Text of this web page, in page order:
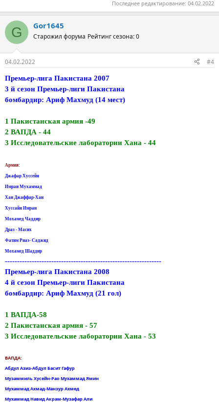
Последнее редактирование: 04.02.2022
G Gor1645
Старожил форума Рейтинг сезона: 0
04.02.2022 #4
Премьер-лига Пакистана 2007
3 й сезон Премьер-лиги Пакистана
бомбардир: Ариф Махмуд (14 мест)
1 Пакистанская армия -49
2 ВАПДА - 44
3 Исследовательские лаборатории Хана - 44
Армия:
Джафар Хуссейн
Имран Мухаммад
Хан Джаффар-Хан
Хуссайн Имран
Мохамед Чаддир
Драз - Масих
Фатим Риаз- Саджид
Мохамед Шаддир
----------------------------------------------------------------
Премьер-лига Пакистана 2008
4 й сезон Премьер-лиги Пакистана
бомбардир: Ариф Махмуд (21 гол)
1 ВАПДА-58
2 Пакистанская армия - 57
3 Исследовательские лаборатории Хана - 53
ВАПДА:
Абдул Азиз-Абдул Басит Гафур
Музаммиль Хусейн-Рао Мухаммад Ямин
Мухаммад Ахмад-Манзур Ахмед
Мухаммад Навид Акрам-Музафар Али